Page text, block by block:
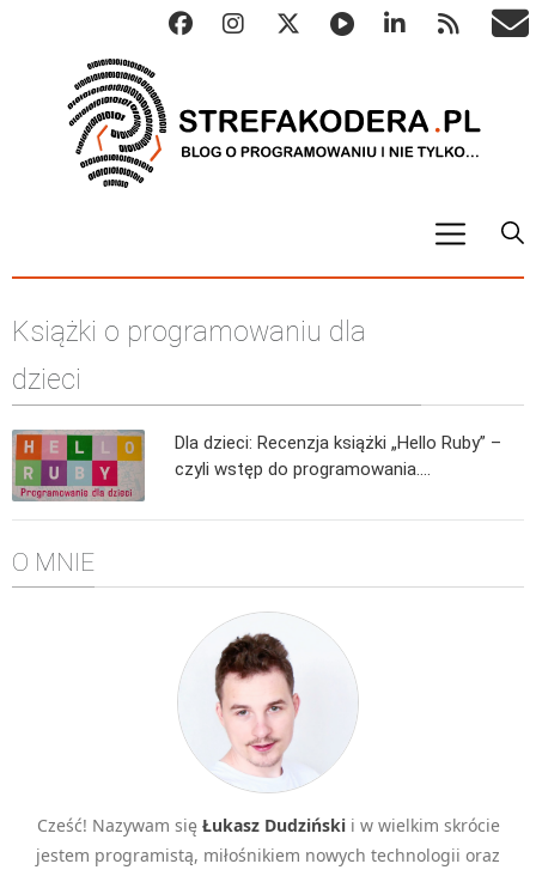
ALGO
Metody numeryczne
Algorytmy sortowania
Algorytmy szyfrujące
Algorytmy konwersji
DEV
C++
Elementarz Java
Pascal
WEB
.htaccess
HTML 5
Książki o programowaniu dla
dzieci
Dla dzieci: Recenzja książki „Hello Ruby” –
czyli wstęp do programowania….
O MNIE
Cześć! Nazywam się Łukasz Dudzińskii w wielkim skrócie
jestem programistą, miłośnikiem nowych technologii oraz